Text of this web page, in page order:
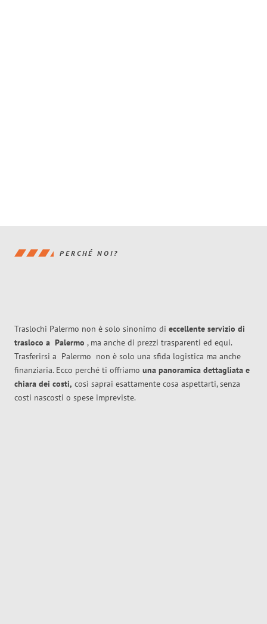
PERCHÉ NOI?
Traslochi Palermo non è solo sinonimo di eccellente servizio di
trasloco a Palermo , ma anche di prezzi trasparenti ed equi.
Trasferirsi a Palermo non è solo una sfida logistica ma anche
finanziaria. Ecco perché ti offriamo una panoramica dettagliata e
chiara dei costi, così saprai esattamente cosa aspettarti, senza
costi nascosti o spese impreviste.